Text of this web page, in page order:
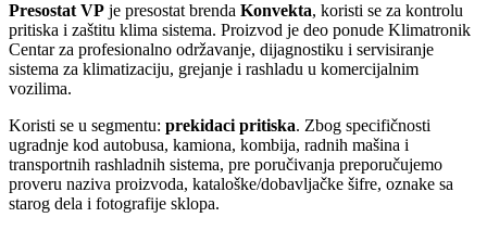
Presostat VP je presostat brenda Konvekta, koristi se za kontrolu
pritiska i zaštitu klima sistema. Proizvod je deo ponude Klimatronik
Centar za profesionalno održavanje, dijagnostiku i servisiranje
sistema za klimatizaciju, grejanje i rashladu u komercijalnim
vozilima.
Koristi se u segmentu: prekidaci pritiska. Zbog specifičnosti
ugradnje kod autobusa, kamiona, kombija, radnih mašina i
transportnih rashladnih sistema, pre poručivanja preporučujemo
proveru naziva proizvoda, kataloške/dobavljačke šifre, oznake sa
starog dela i fotografije sklopa.